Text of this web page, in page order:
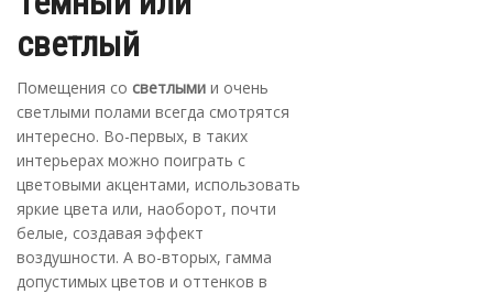
светлый
Помещения со светлыми и очень
светлыми полами всегда смотрятся
интересно. Во-первых, в таких
интерьерах можно поиграть с
цветовыми акцентами, использовать
яркие цвета или, наоборот, почти
белые, создавая эффект
воздушности. А во-вторых, гамма
допустимых цветов и оттенков в